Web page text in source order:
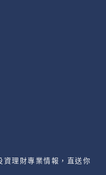
理財專業情報，直送你